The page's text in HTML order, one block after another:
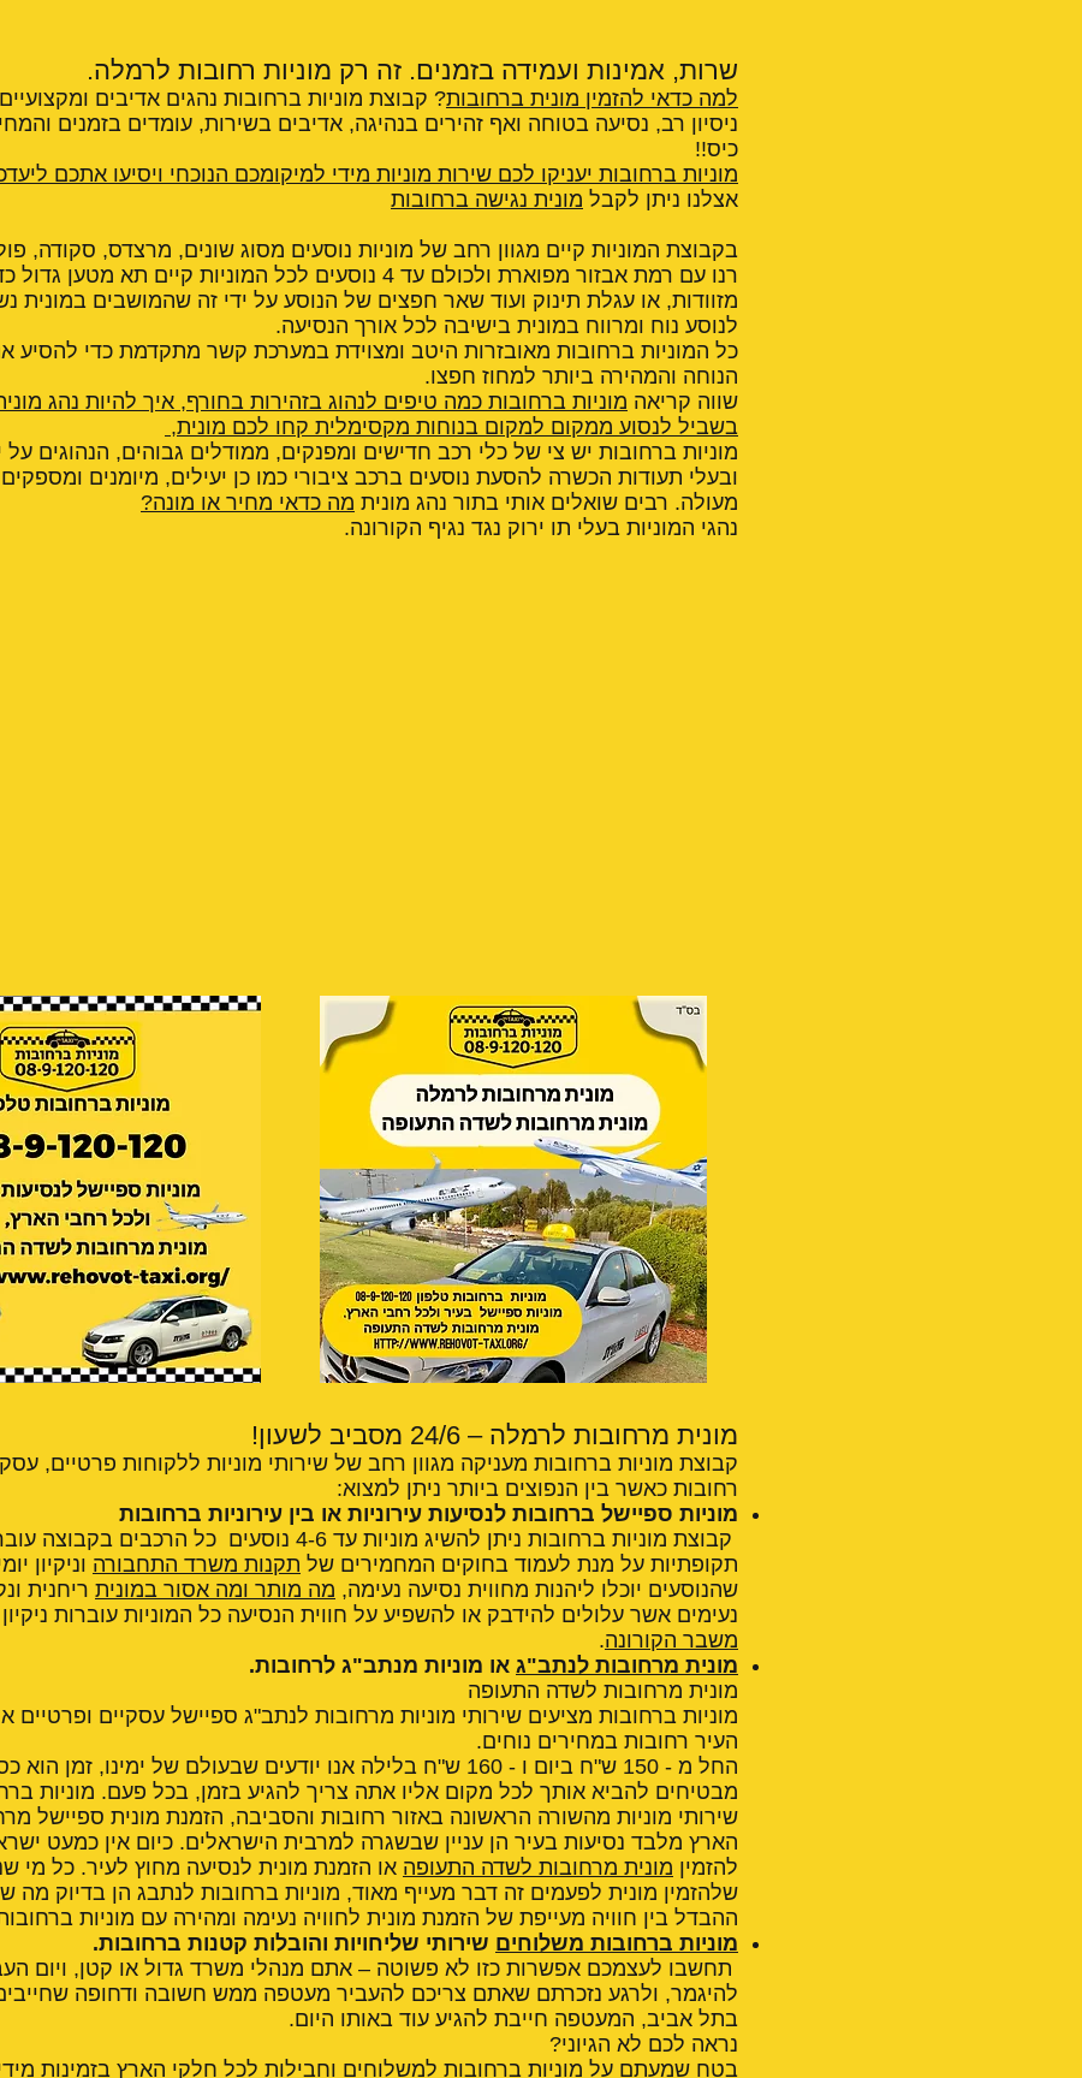
שרות, אמינות ועמידה בזמנים. זה רק מוניות רחובות לרמלה.
למה כדאי להזמין מונית ברחובות? קבוצת מוניות ברחובות נהגים אדיבים
ניסיון רב, נסיעה בטוחה ואף זהירים בנהיגה, אדיבים בשירות, עומדים בזמנים
כיס!!
מוניות ברחובות יעניקו לכם שירות מוניות מידי למיקומכם הנוכחי ויסיעו אתכם
אצלנו ניתן לקבל מונית נגישה ברחובות
בקבוצת המוניות קיים מגוון רחב של מוניות נוסעים מסוג שונים, מרצדס, סקודה,
רנו עם רמת אבזור מפוארת ולכולם עד 4 נוסעים לכל המוניות קיים תא
מזוודות, או עגלת תינוק ועוד שאר חפצים של הנוסע על ידי זה שהמושבים במונית
לנוסע נוח ומרווח במונית בישיבה לכל אורך הנסיעה.
כל המוניות ברחובות מאובזרות היטב ומצוידת במערכת קשר מתקדמת כדי להסיע
הנוחה והמהירה ביותר למחוז חפצו.
שווה קריאה מוניות ברחובות כמה טיפים לנהוג בזהירות בחורף, איך להיות נהג
בשביל לנסוע ממקום למקום בנוחות מקסימלית קחו לכם מונית,
מוניות ברחובות יש צי של כלי רכב חדישים ומפנקים, ממודלים גבוהים, הנהוגים על
ובעלי תעודות הכשרה להסעת נוסעים ברכב ציבורי כמו כן יעילים, מיומנים
מעולה. רבים שואלים אותי בתור נהג מונית מה כדאי מחיר או מונה?
נהגי המוניות בעלי תו ירוק נגד נגיף הקורונה.
מונית מרחובות לרמלה – 24/6 מסביב לשעון!
קבוצת מוניות ברחובות מעניקה מגוון רחב של שירותי מוניות ללקוחות פרטיים,
רחובות כאשר בין הנפוצים ביותר ניתן למצוא:
מוניות ספיישל ברחובות לנסיעות עירוניות או בין עירוניות ברחובות
קבוצת מוניות ברחובות ניתן להשיג מוניות עד 4-6 נוסעים כל
תקופתיות על מנת לעמוד בחוקים המחמירים של תקנות משרד התחבורה וניקיון
שהנוסעים יוכלו ליהנות מחווית נסיעה נעימה, מה מותר ומה אסור במונית ריחנית
נעימים אשר עלולים להידבק או להשפיע על חווית הנסיעה כל המוניות עוברות ניקיון
משבר הקורונה.
מונית מרחובות לנתב"ג או מוניות מנתב"ג לרחובות.
מונית מרחובות לשדה התעופה
מוניות ברחובות מציעים שירותי מוניות מרחובות לנתב"ג ספיישל עסקיים ופרטיים
העיר רחובות במחירים נוחים.
החל מ - 150 ש"ח ביום ו - 160 ש"ח בלילה אנו יודעים שבעולם של ימינו, זמן
מבטיחים להביא אותך לכל מקום אליו אתה צריך להגיע בזמן, בכל פעם. מוניות
שירותי מוניות מהשורה הראשונה באזור רחובות והסביבה, הזמנת מונית ספיישל
הארץ מלבד נסיעות בעיר הן עניין שבשגרה למרבית הישראלים. כיום אין כמעט
להזמין מונית מרחובות לשדה התעופה או הזמנת מונית לנסיעה מחוץ לעיר. כל מי
שלהזמין מונית לפעמים זה דבר מעייף מאוד, מוניות ברחובות לנתבג הן בדיוק מה
ההבדל בין חוויה מעייפת של הזמנת מונית לחוויה נעימה ומהירה עם מוניות
מוניות ברחובות משלוחים שירותי שליחויות והובלות קטנות ברחובות.
תחשבו לעצמכם אפשרות כזו לא פשוטה – אתם מנהלי משרד גדול או קטן, ויום
להיגמר, ולרגע נזכרתם שאתם צריכם להעביר מעטפה ממש חשובה ודחופה
בתל אביב, המעטפה חייבת להגיע עוד באותו היום.
נראה לכם לא הגיוני?
בטח שמעתם על מוניות ברחובות למשלוחים וחבילות לכל חלקי הארץ בזמינות